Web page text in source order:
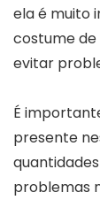
ela é muito
costume de
evitar
É
presente
problemas